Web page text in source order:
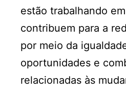
estão trabalhando
contribuem para a
por meio da
oportunidades e
relacionadas às